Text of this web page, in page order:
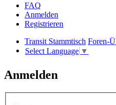
FAQ
Anmelden
Registrieren
Transit Stammtisch Foren-
Select Language ▼
Anmelden